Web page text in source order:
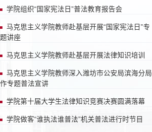
学院组织“国家宪法日”普法教育报告会
马克思主义学院教师赴基层开展“国家宪法日”专
题讲座
马克思主义学院教师赴基层开展法律知识培训
马克思主义学院教师深入潍坊市公安局滨海分局
作专题普法宣讲
学院第十届大学生法律知识竞赛决赛圆满落幕
学院做客“谁执法谁普法”机关普法进行时节目